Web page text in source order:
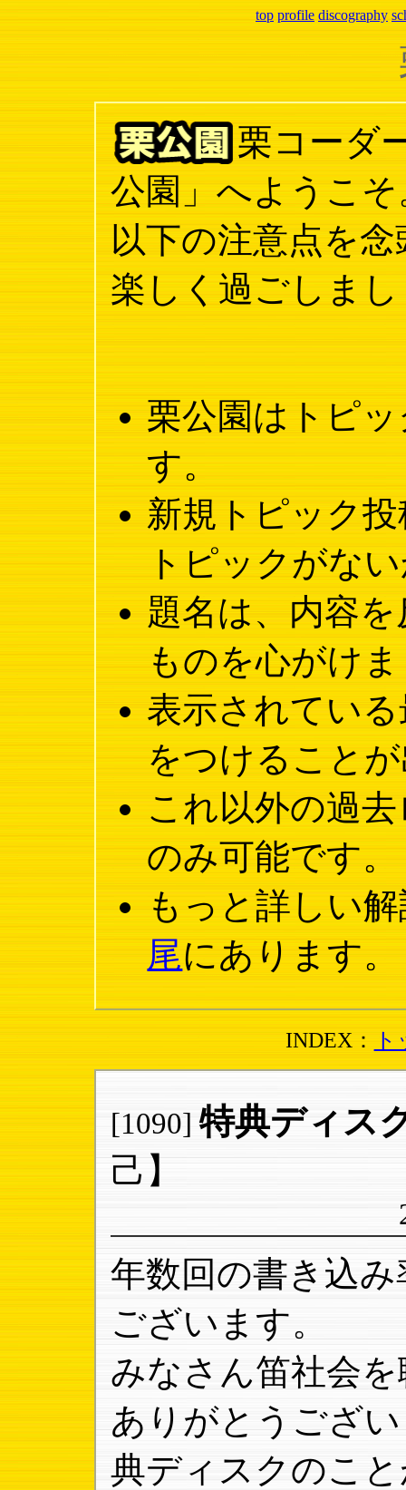
top profile discography
栗コーダ
公園」へようこそ
以下の注意点を
楽しく過ごしま
栗公園はトピ
す。
新規トピック
トピックがな
題名は、内容
ものを心がけ
表示されてい
をつけること
これ以外の過
のみ可能です。
もっと詳しい
尾にあります。
INDEX：
[1090] 特典ディス
己】
年数回の書き込
ございます。
みなさん笛社会
ありがとうござ
典ディスクのこ